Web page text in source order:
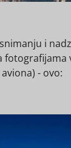
i
fotografijama
- ovo: